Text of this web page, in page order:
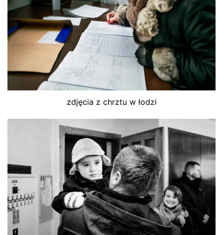
zdjęcia z chrztu w łodzi